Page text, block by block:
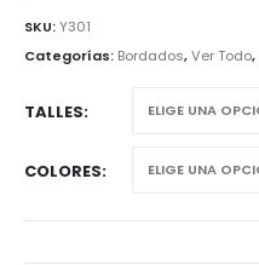
SKU:Y301
Categorías: Bordados,Ver Todo,
TALLES
COLORES